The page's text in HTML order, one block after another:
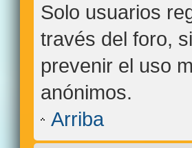
Solo usuarios
través del foro,
prevenir el uso
anónimos.
Arriba